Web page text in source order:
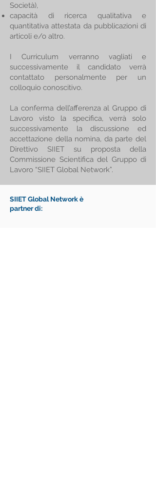
Società),
capacità di ricerca qualitativa e
quantitativa attestata da pubblicazioni di
articoli e/o altro.
I Curriculum verranno vagliati e
successivamente il candidato verrà
contattato personalmente per un
colloquio conoscitivo.
La conferma dell’afferenza al Gruppo di
Lavoro visto la specifica, verrà solo
successivamente la discussione ed
accettazione della nomina, da parte del
Direttivo SIIET su proposta della
Commissione Scientifica del Gruppo di
Lavoro “SIIET Global Network”.
SIIET Global Network è
partner di: